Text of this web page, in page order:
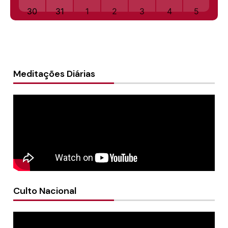
30 31 1 2 3 4 5
Meditações Diárias
Culto Nacional